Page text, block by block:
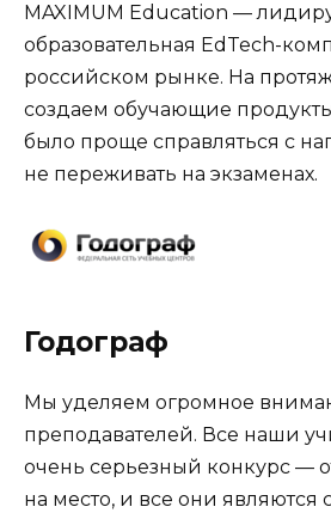
MAXIMUM Education —
образовательная EdTech-
российском рынке. На
создаем обучающие
было проще справляться с
не переживать на экзаменах.
Годограф
Мы уделяем огромное
преподавателей. Все наши
очень серьезный конкурс —
на место, и все они являются